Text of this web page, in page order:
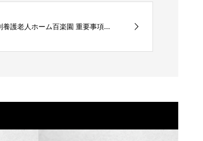
養護老人ホーム百楽園 重要事項...